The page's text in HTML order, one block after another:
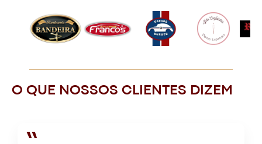
O QUE NOSSOS CLIENTES DIZEM